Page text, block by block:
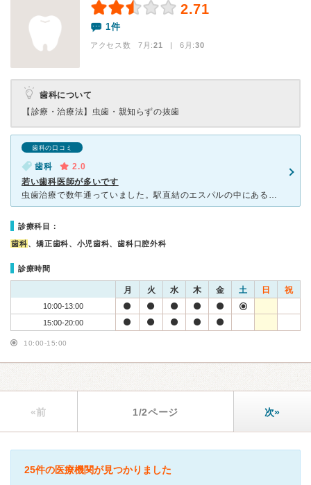
2.71
1件
アクセス数 7月:21 | 6月:30
歯科について
【診療・治療法】 虫歯・親知らずの抜歯
歯科の口コミ
歯科
2.0
若い歯科医師が多いです
虫歯治療で数年通っていました。駅直結のエスパルの中にあるので通いやすい場所です。設備も綺麗で待合室には雑誌、お水なども備えています。治療の席には一人一台ずつモニターが備えられており、いつもサーフィンや
診療科目：
歯科、矯正歯科、小児歯科、歯科口腔外科
診療時間
月 火 水 木 金 土 日 祝
10:00-13:00
15:00-20:00
10:00-15:00
«前 1/2ページ 次»
25件の医療機関が見つかりました